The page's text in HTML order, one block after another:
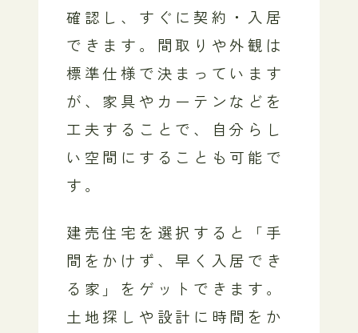
確認し、すぐに契約・入居
できます。間取りや外観は
標準仕様で決まっています
が、家具やカーテンなどを
工夫することで、自分らし
い空間にすることも可能で
す。
建売住宅を選択すると「手
間をかけず、早く入居でき
る家」をゲットできます。
土地探しや設計に時間をか